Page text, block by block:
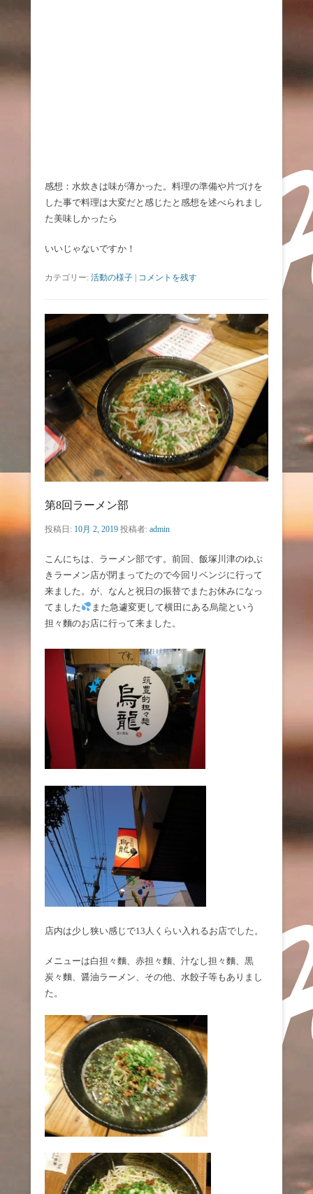
感想：水炊きは味が薄かった。料理の準備や片づけを
した事で料理は大変だと感じたと感想を述べられまし
た美味しかったら
いいじゃないですか！
カテゴリー: 活動の様子 コメントを残す
第8回ラーメン部
投稿日: 10月 2, 2019 投稿者: admin
こんにちは、ラーメン部です。前回、飯塚川津のゆぶ
きラーメン店が閉まってたので今回リベンジに行って
来ました。が、なんと祝日の振替でまたお休みになっ
てました
また急遽変更して横田にある烏龍という
担々麵のお店に行って来ました。
店内は少し狭い感じで13人くらい入れるお店でした。
メニューは白担々麵、赤担々麵、汁なし担々麵、黒
炭々麵、醤油ラーメン、その他、水餃子等もありまし
た。